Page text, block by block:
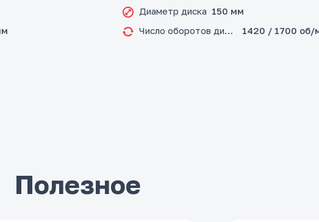
Диаметр диска 150 мм
Число оборотов диска
1420 / 1700 об/
Полезное